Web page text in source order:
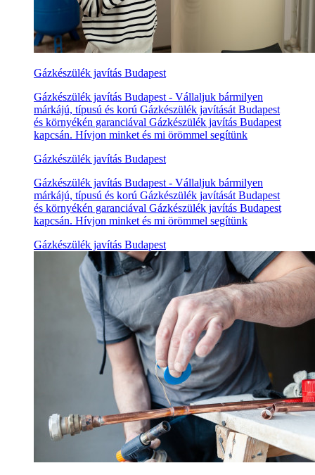
Gázkészülék javítás Budapest
Gázkészülék javítás Budapest - Vállaljuk bármilyen
márkájú, típusú és korú Gázkészülék javítását Budapest
és környékén garanciával Gázkészülék javítás Budapest
kapcsán. Hívjon minket és mi örömmel segítünk
Gázkészülék javítás Budapest
Gázkészülék javítás Budapest - Vállaljuk bármilyen
márkájú, típusú és korú Gázkészülék javítását Budapest
és környékén garanciával Gázkészülék javítás Budapest
kapcsán. Hívjon minket és mi örömmel segítünk
Gázkészülék javítás Budapest